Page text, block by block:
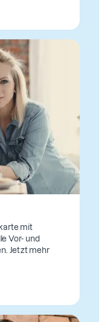
mit
Vor- und
Jetzt mehr